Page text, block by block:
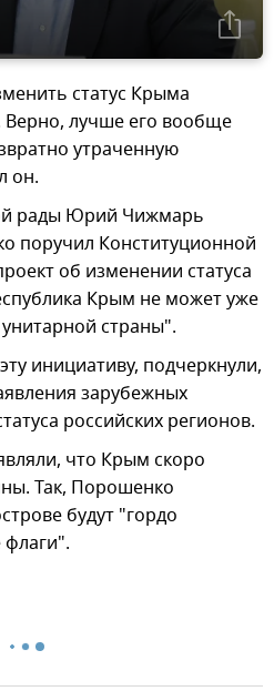
статус Крыма
Верно, лучше его вообще
утраченную
он.
рады Юрий Чижмарь
поручил Конституционной
об изменении статуса
Крым не может уже
страны".
инициативу, подчеркнули,
зарубежных
российских регионов.
что Крым скоро
Так, Порошенко
будут "гордо
флаги".